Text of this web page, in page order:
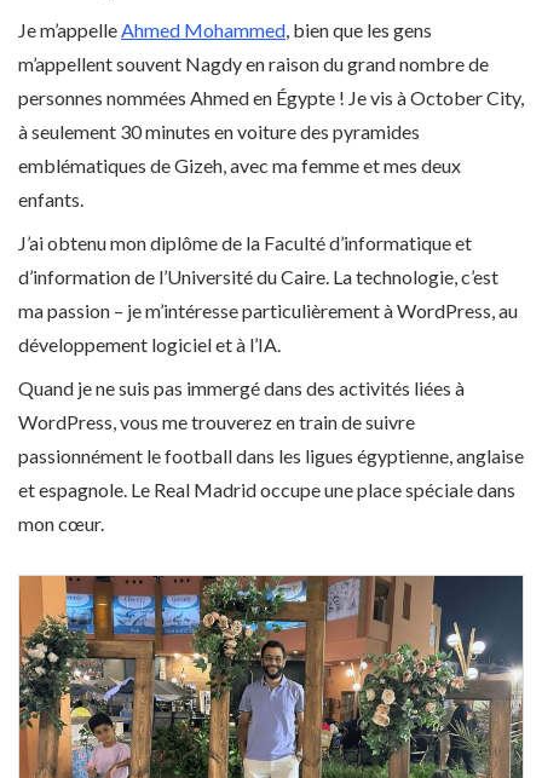
Je m’appelleAhmed Mohammed, bien que les gens
m’appellent souvent Nagdy en raison du grand nombre de
personnes nommées Ahmed en Égypte ! Je vis à October City,
à seulement 30 minutes en voiture des pyramides
emblématiques de Gizeh, avec ma femme et mes deux
enfants.
J’ai obtenu mon diplôme de la Faculté d’informatique et
d’information de l’Université du Caire. La technologie, c’est
ma passion – je m’intéresse particulièrement à WordPress, au
développement logiciel et à l’IA.
Quand je ne suis pas immergé dans des activités liées à
WordPress, vous me trouverez en train de suivre
passionnément le football dans les ligues égyptienne, anglaise
et espagnole. Le Real Madrid occupe une place spéciale dans
mon cœur.